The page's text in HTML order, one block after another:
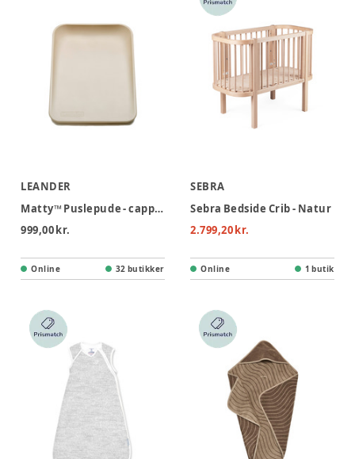
LEANDER
Matty™ Puslepude - cappuccino
999,00 kr.
Online 32 butikker
SEBRA
Sebra Bedside Crib - Natur
2.799,20 kr.
Online 1 butik